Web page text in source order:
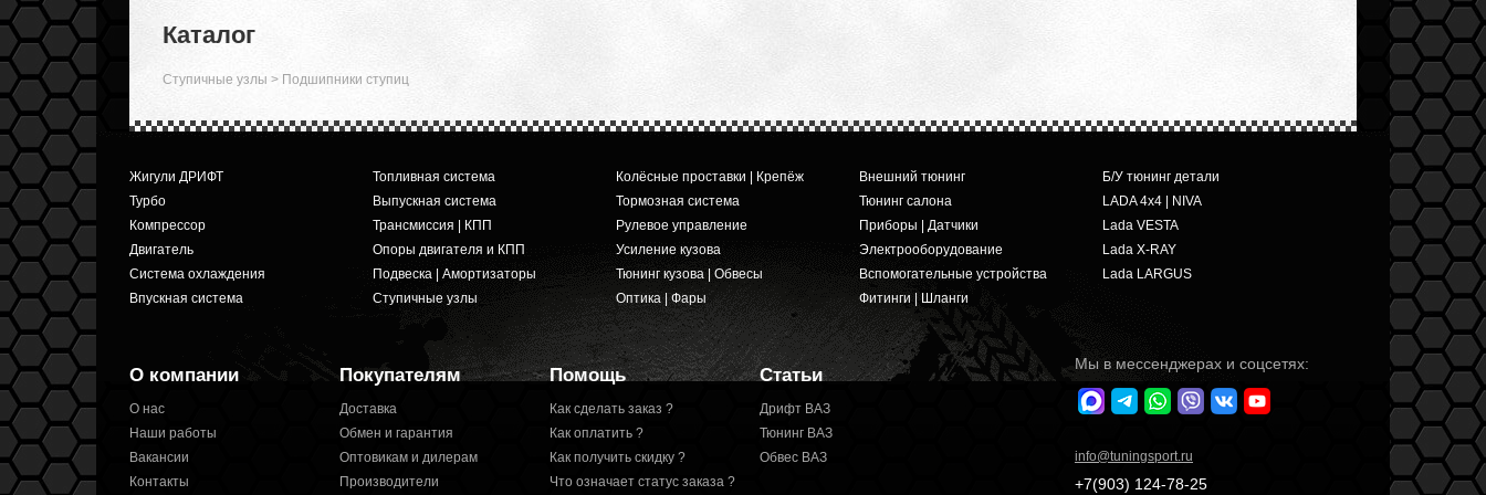
Каталог
Ступичные узлы > Подшипники ступиц
Жигули ДРИФТ
Турбо
Компрессор
Двигатель
Система охлаждения
Впускная система
Топливная система
Выпускная система
Трансмиссия | КПП
Опоры двигателя и КПП
Подвеска | Амортизаторы
Ступичные узлы
Колёсные проставки | Крепёж
Тормозная система
Рулевое управление
Усиление кузова
Тюнинг кузова | Обвесы
Оптика | Фары
Внешний тюнинг
Тюнинг салона
Приборы | Датчики
Электрооборудование
Вспомогательные устройства
Фитинги | Шланги
Б/У тюнинг детали
LADA 4x4 | NIVA
Lada VESTA
Lada X-RAY
Lada LARGUS
О компании
О нас
Наши работы
Вакансии
Контакты
Покупателям
Доставка
Обмен и гарантия
Оптовикам и дилерам
Производители
Помощь
Как сделать заказ ?
Как оплатить ?
Как получить скидку ?
Что означает статус заказа ?
Статьи
Дрифт ВАЗ
Тюнинг ВАЗ
Обвес ВАЗ
Мы в мессенджерах и соцсетях:
info@tuningsport.ru
+7(903) 124-78-25